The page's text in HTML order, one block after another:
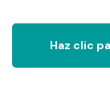
Haz clic